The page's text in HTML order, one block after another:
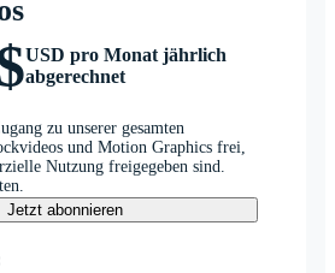
USD pro Monat jährlich
abgerechnet
zu unserer gesamten
und Motion Graphics frei,
Nutzung freigegeben sind.
Jetzt abonnieren